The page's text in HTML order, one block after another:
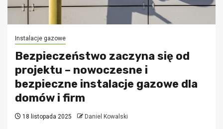
Instalacje gazowe
Bezpieczeństwo zaczyna się od
projektu – nowoczesne i
bezpieczne instalacje gazowe dla
domów i firm
18 listopada 2025 Daniel Kowalski